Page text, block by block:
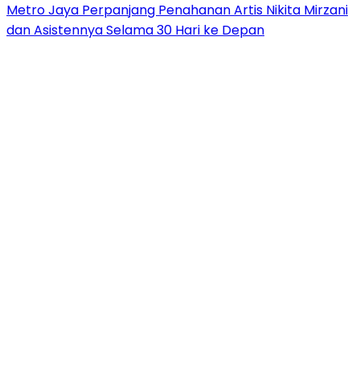
Metro Jaya Perpanjang Penahanan Artis Nikita Mirzani
dan Asistennya Selama 30 Hari ke Depan